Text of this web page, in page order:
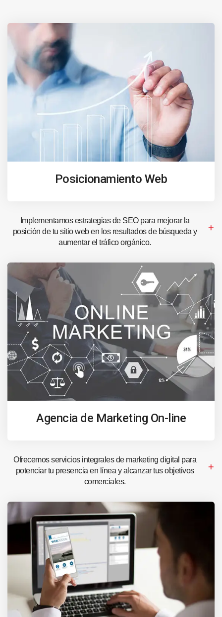
Posicionamiento Web
Implementamos estrategias de SEO para mejorar la
posición de tu sitio web en los resultados de búsqueda y
aumentar el tráfico orgánico.
Agencia de Marketing On-line
Ofrecemos servicios integrales de marketing digital para
potenciar tu presencia en línea y alcanzar tus objetivos
comerciales.